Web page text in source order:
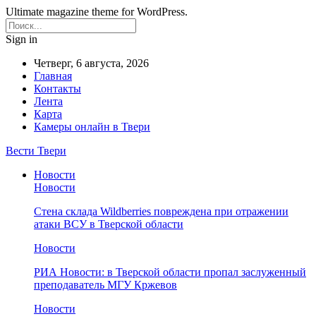
Ultimate magazine theme for WordPress.
Sign in
Четверг, 6 августа, 2026
Главная
Контакты
Лента
Карта
Камеры онлайн в Твери
Вести Твери
Новости
Новости
Стена склада Wildberries повреждена при отражении
атаки ВСУ в Тверской области
Новости
РИА Новости: в Тверской области пропал заслуженный
преподаватель МГУ Кржевов
Новости